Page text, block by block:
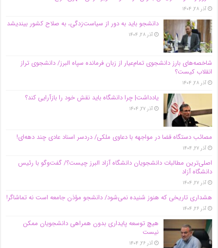
آذر ۲۸, ۱۴۰۴
دانشجو باید به دور از سیاست‌زدگی، به صلاح کشور بیندیشد
آذر ۲۸, ۱۴۰۴
شاخصه‌های بارز دانشجوی تمام‌عیار از زبان فرمانده سپاه البرز/ دانشجوی تراز
انقلاب کیست؟
آذر ۲۸, ۱۴۰۴
یادداشت| چرا دانشگاه باید نقش خود را بازآرایی کند؟
آذر ۲۷, ۱۴۰۴
مصائب دستگاه قضا در مواجهه با دعاوی ملکی/ دردسر اسناد عادی چند‌ دهه‌ای!
آذر ۲۷, ۱۴۰۴
اصلی‌ترین مطالبات دانشجویان دانشگاه آزاد البرز چیست؟/ گفت‌وگو با رئیس
دانشگاه آز‌اد
آذر ۲۷, ۱۴۰۴
هشداری تاریخی که هنوز شنیده نمی‌شود/ دانشجو مؤذن جامعه است نه تماشاگر!
آذر ۲۶, ۱۴۰۴
هیچ توسعه پایداری بدون همراهی دانشجویان ممکن
نیست
آذر ۲۶, ۱۴۰۴